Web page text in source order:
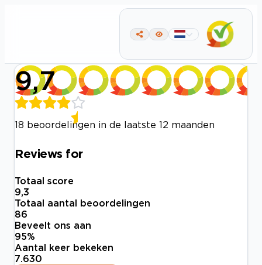
9,7
18 beoordelingen in de laatste 12 maanden
Reviews for
Totaal score
9,3
Totaal aantal beoordelingen
86
Beveelt ons aan
95%
Aantal keer bekeken
7.630